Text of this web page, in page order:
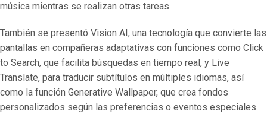
música mientras se realizan otras tareas.
También se presentó Vision AI, una tecnología que convierte las
pantallas en compañeras adaptativas con funciones como Click
to Search, que facilita búsquedas en tiempo real, y Live
Translate, para traducir subtítulos en múltiples idiomas, así
como la función Generative Wallpaper, que crea fondos
personalizados según las preferencias o eventos especiales.